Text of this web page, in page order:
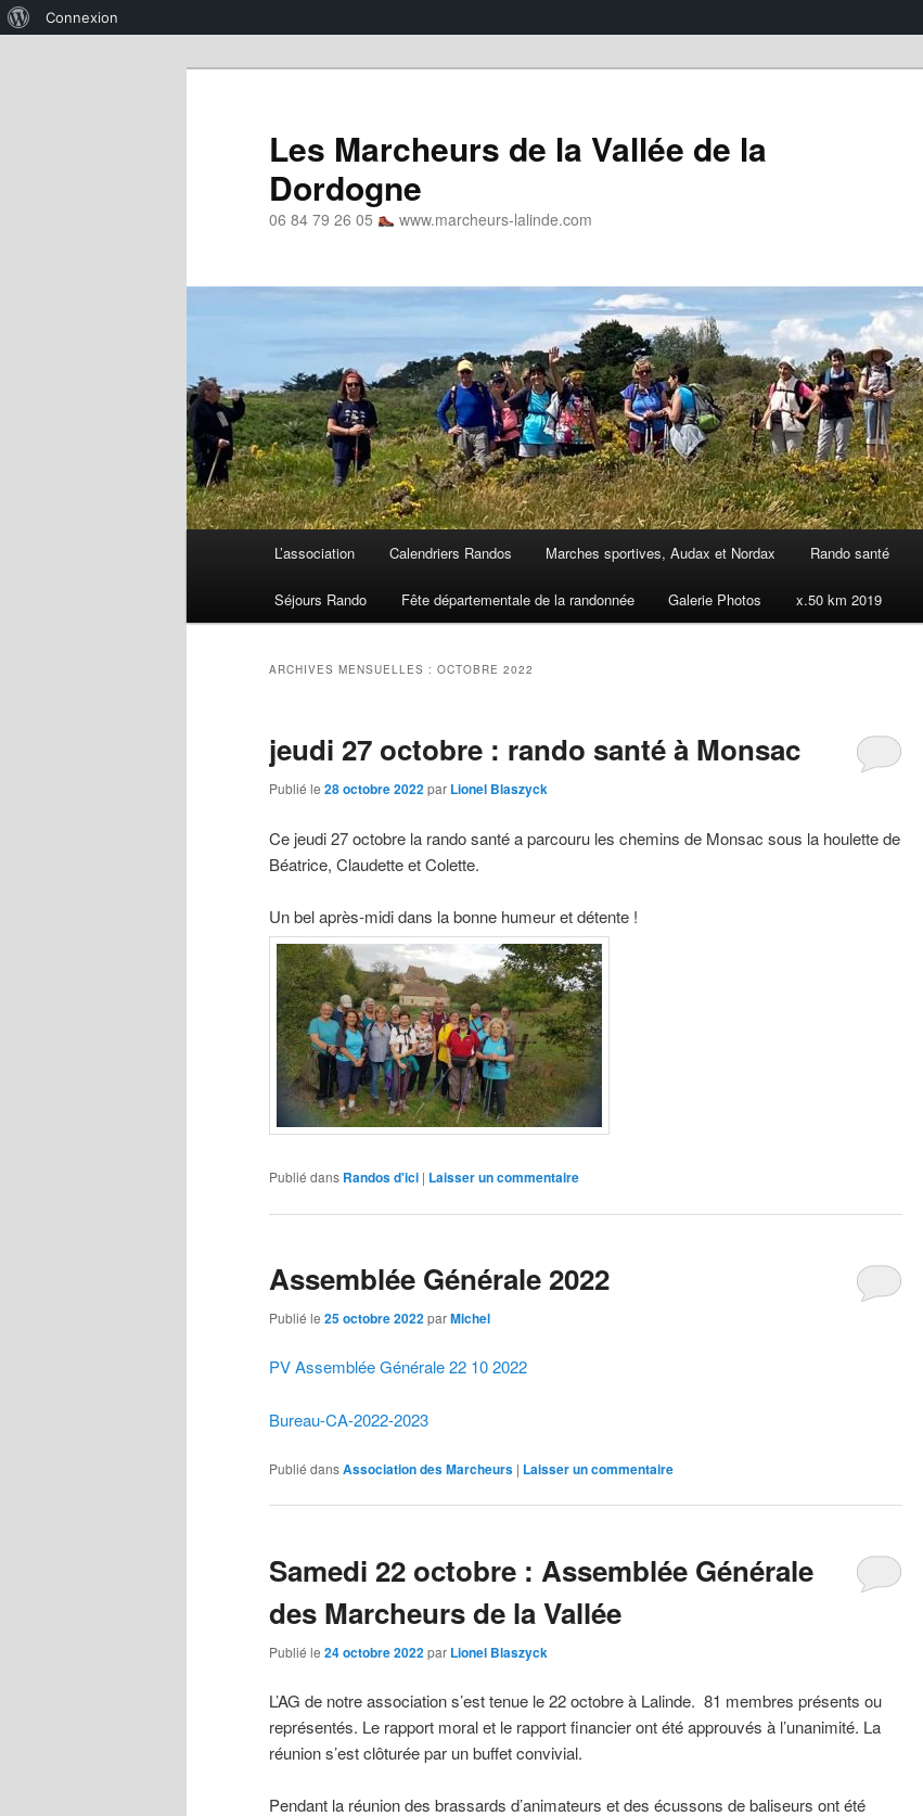
Connexion
Les Marcheurs de la Vallée de la
Dordogne
06 84 79 26 05 www.marcheurs-lalinde.com
L’association Calendriers Randos Marches sportives, Audax et Nordax Rando santé
Séjours Rando Fête départementale de la randonnée Galerie Photos x.50 km 2019
ARCHIVES MENSUELLES : OCTOBRE 2022
jeudi 27 octobre : rando santé à Monsac
Publié le 28 octobre 2022par Lionel Blaszyck
Ce jeudi 27 octobre la rando santé a parcouru les chemins de Monsac sous la houlette de
Béatrice, Claudette et Colette.
Un bel après-midi dans la bonne humeur et détente !
Publié dans Randos d'ici | Laisser un commentaire
Assemblée Générale 2022
Publié le 25 octobre 2022parMichel
PV Assemblée Générale 22 10 2022
Bureau-CA-2022-2023
Publié dansAssociation des Marcheurs | Laisser un commentaire
Samedi 22 octobre : Assemblée Générale
des Marcheurs de la Vallée
Publié le 24 octobre 2022par Lionel Blaszyck
L’AG de notre association s’est tenue le 22 octobre à Lalinde. 81 membres présents ou
représentés. Le rapport moral et le rapport financier ont été approuvés à l’unanimité. La
réunion s’est clôturée par un buffet convivial.
Pendant la réunion des brassards d’animateurs et des écussons de baliseurs ont été